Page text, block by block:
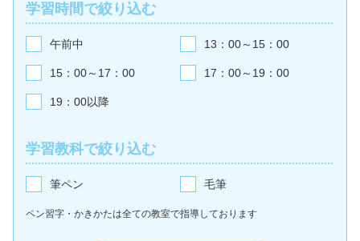
学習時間で絞り込む
午前中 13：00～15：00
15：00～17：00 17：00～19：00
19：00以降
学習教科で絞り込む
筆ペン 毛筆
ペン習字・かきかたは全ての教室で指導しております